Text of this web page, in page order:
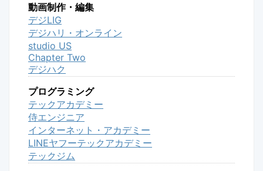
動画制作・編集
デジLIG
デジハリ・オンライン
studio US
Chapter Two
デジハク
プログラミング
テックアカデミー
侍エンジニア
インターネット・アカデミー
LINEヤフーテックアカデミー
テックジム